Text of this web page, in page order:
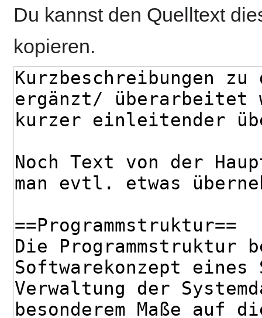
Du kannst den Quelltext
kopieren.